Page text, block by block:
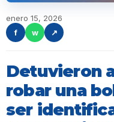
enero 15, 2026
f
w ↗
Detuvieron
robar una
ser